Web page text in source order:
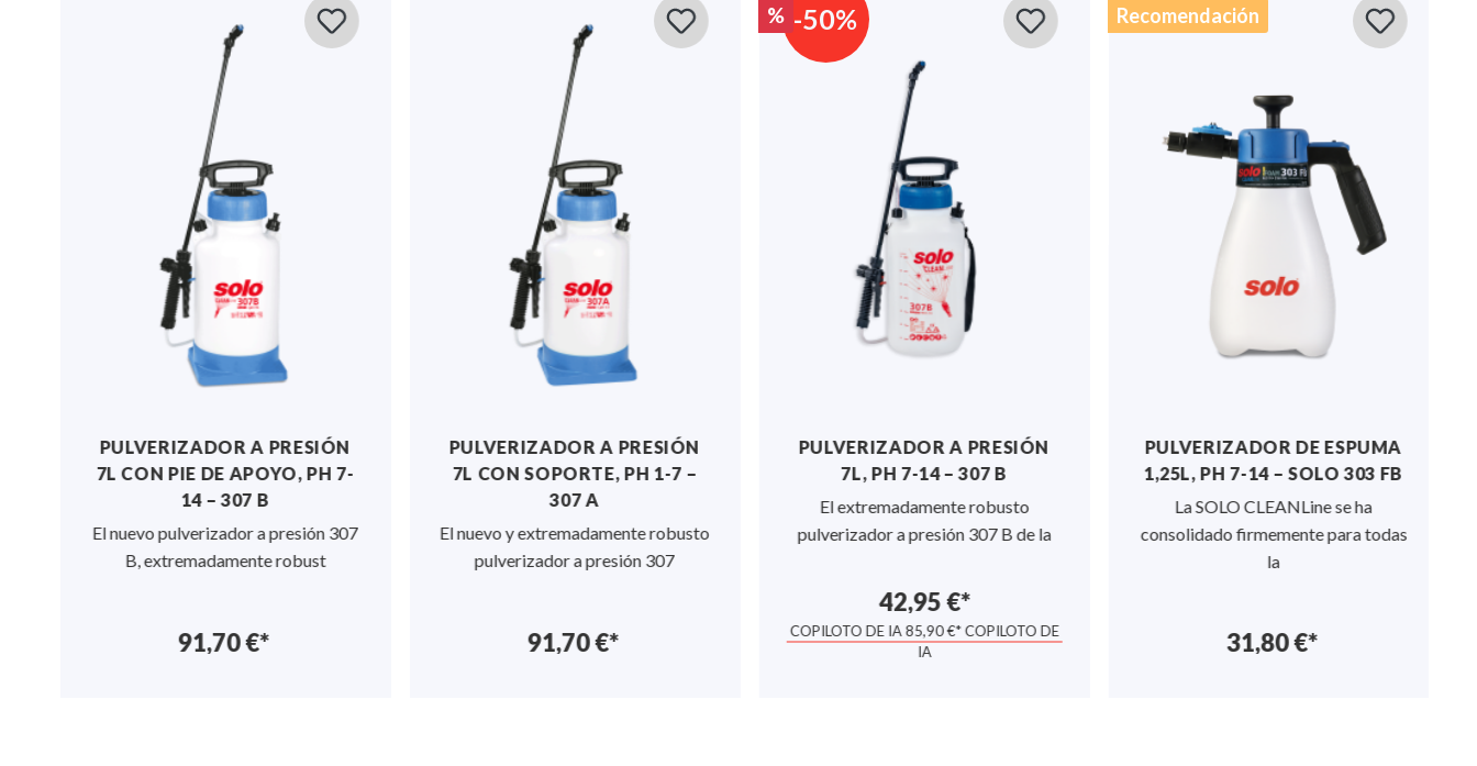
PULVERIZADOR A PRESIÓN
7L CON PIE DE APOYO, PH 7-
14 – 307 B
El nuevo pulverizador a presión 307
B, extremadamente robust
91,70 €*
PULVERIZADOR A PRESIÓN
7L CON SOPORTE, PH 1-7 –
307 A
El nuevo y extremadamente robusto
pulverizador a presión 307
91,70 €*
-50%
%
PULVERIZADOR A PRESIÓN
7L, PH 7-14 – 307 B
El extremadamente robusto
pulverizador a presión 307 B de la
42,95 €*
COPILOTO DE IA85,90 €*COPILOTO DE
IA
Recomendación
PULVERIZADOR DE ESPUMA
1,25L, PH 7-14 – SOLO 303 FB
La SOLO CLEANLine se ha
consolidado firmemente para todas
la
31,80 €*